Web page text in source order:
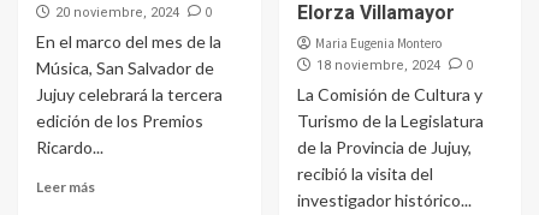
20 noviembre, 2024 0
En el marco del mes de la
Música, San Salvador de
Jujuy celebrará la tercera
edición de los Premios
Ricardo...
Leer más
Elorza Villamayor
Maria Eugenia Montero
18 noviembre, 2024 0
La Comisión de Cultura y
Turismo de la Legislatura
de la Provincia de Jujuy,
recibió la visita del
investigador histórico...